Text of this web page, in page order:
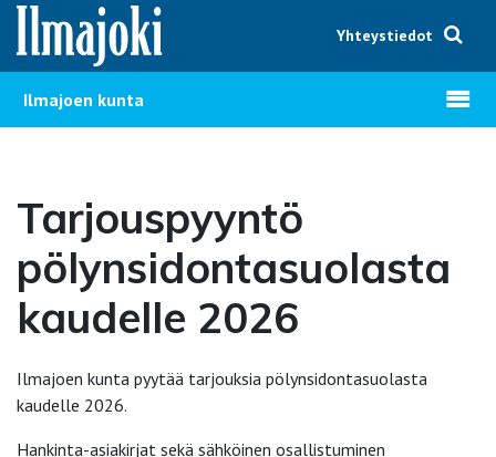
Hyppää sisältöön
Yhteystiedot
Ilmajoen kunta Avaa
Tarjouspyyntö
pölynsidontasuolasta
kaudelle 2026
Ilmajoen kunta pyytää tarjouksia pölynsidontasuolasta
kaudelle 2026.
Hankinta-asiakirjat sekä sähköinen osallistuminen